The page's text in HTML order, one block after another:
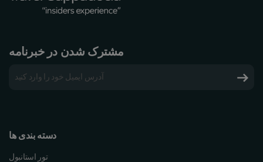
مشترک شدن در خبرنامه
دسته بندی ها
تور استانبول